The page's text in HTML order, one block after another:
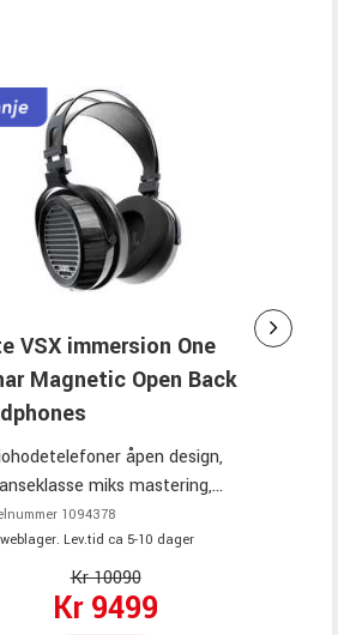
VSX immersion One
Magnetic Open Back
åpen design,
miks mastering,
elementer 1 µm
VSX Platinum 24+
miljøer, systemwide-app
avtakbar balansert
kabel, øreklokker
1094378
Lev.tid ca 5-10 dager
Kr 10090
Kr 9499